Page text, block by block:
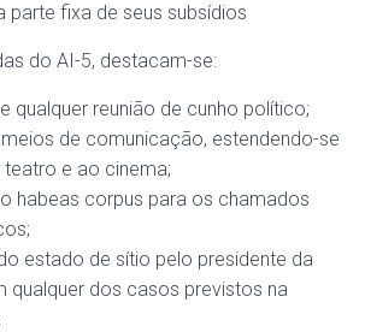
parte fixa de seus subsídios
do AI-5, destacam-se:
qualquer reunião de cunho político;
de comunicação, estendendo-se
teatro e ao cinema;
habeas corpus para os chamados
estado de sítio pelo presidente da
qualquer dos casos previstos na